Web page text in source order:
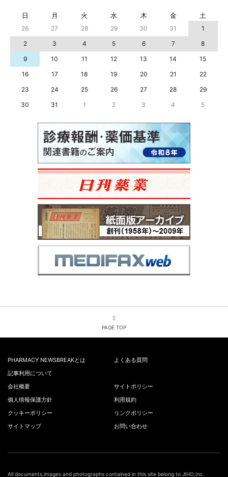
日 月 火 水 木 金 土
26 27 28 29 30 31
1
2
3 4 5 6 7
8
9
10 11 12 13 14
15
16
17 18 19 20 21
22
23
24 25 26 27 28
29
30
31 1 2 3 4 5
PAGE TOP
PHARMACY NEWSBREAKとは
よくある質問
記事利用について
会社概要
サイトポリシー
個人情報保護方針
利用規約
クッキーポリシー
リンクポリシー
サイトマップ
お問い合わせ
All documents,images and photographs contained in this site belong to JIHO,Inc.